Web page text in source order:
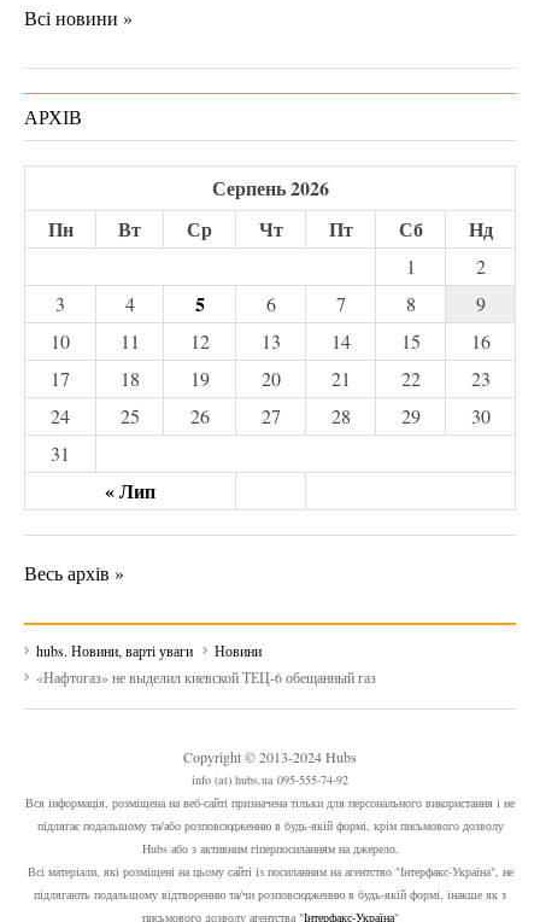
Всі новини »
АРХІВ
Серпень 2026
Пн
Вт Ср Чт Пт Сб Нд
« Лип
1
2
3
4 5 6 7 8
9
10
11 12 13 14 15
16
17
18 19 20 21 22
23
24
25 26 27 28 29
30
31
Весь архів »
hubs. Новини, варті уваги
Новини
«Нафтогаз» не выделил киевской ТЕЦ-6 обещанный газ
Copyright © 2013-2024 Hubs
info (at) hubs.ua 095-555-74-92
Вся інформація, розміщена на веб-сайті призначена тільки для персонального використання і не
підлягає подальшому та/або розповсюдженню в будь-якій формі, крім письмового дозволу
Hubs або з активним гіперпосиланням на джерело.
Всі матеріали, які розміщені на цьому сайті із посиланням на агентство "Інтерфакс-Україна", не
підлягають подальшому відтворенню та/чи розповсюдженню в будь-якій формі, інакше як з
письмового дозволу агентства "Інтерфакс-Україна"